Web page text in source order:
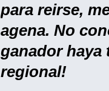
para reirse,
agena. No
ganador haya
regional!